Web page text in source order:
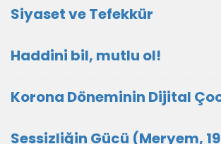
Siyaset ve Tefekkür
Haddini bil, mutlu ol!
Korona Döneminin Dijital
Sessizliğin Gücü (Meryem,